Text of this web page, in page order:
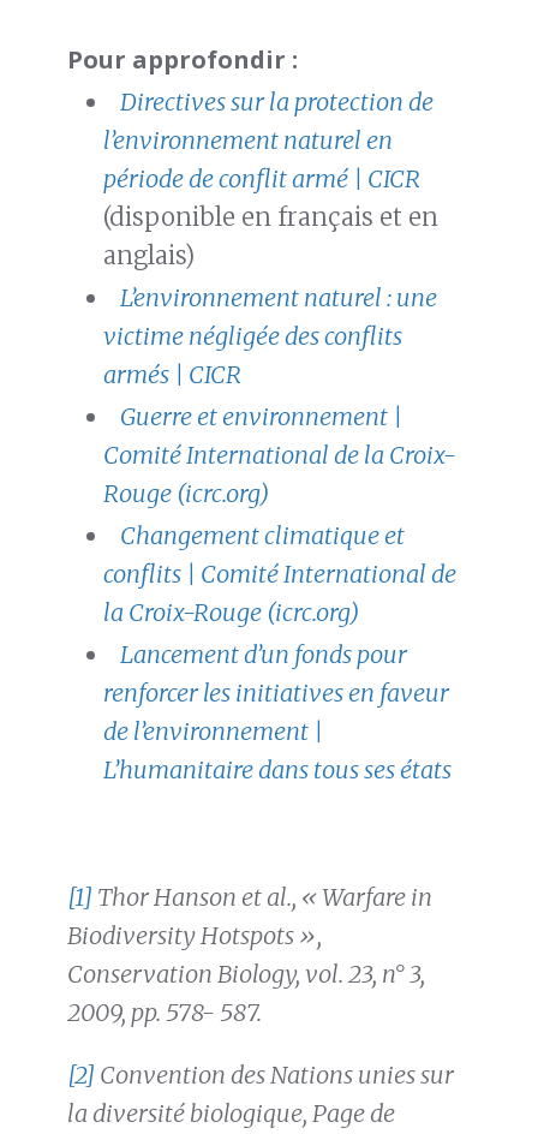
Pour approfondir :
Directives sur la protection de
l’environnement naturel en
période de conflit armé | CICR
(disponible en français et en
anglais)
L’environnement naturel : une
victime négligée des conflits
armés | CICR
Guerre et environnement |
Comité International de la Croix-
Rouge (icrc.org)
Changement climatique et
conflits | Comité International de
la Croix-Rouge (icrc.org)
Lancement d’un fonds pour
renforcer les initiatives en faveur
de l’environnement |
L’humanitaire dans tous ses états
[1] Thor Hanson et al., « Warfare in
Biodiversity Hotspots »,
Conservation Biology, vol. 23, n° 3,
2009, pp. 578- 587.
[2] Convention des Nations unies sur
la diversité biologique, Page de